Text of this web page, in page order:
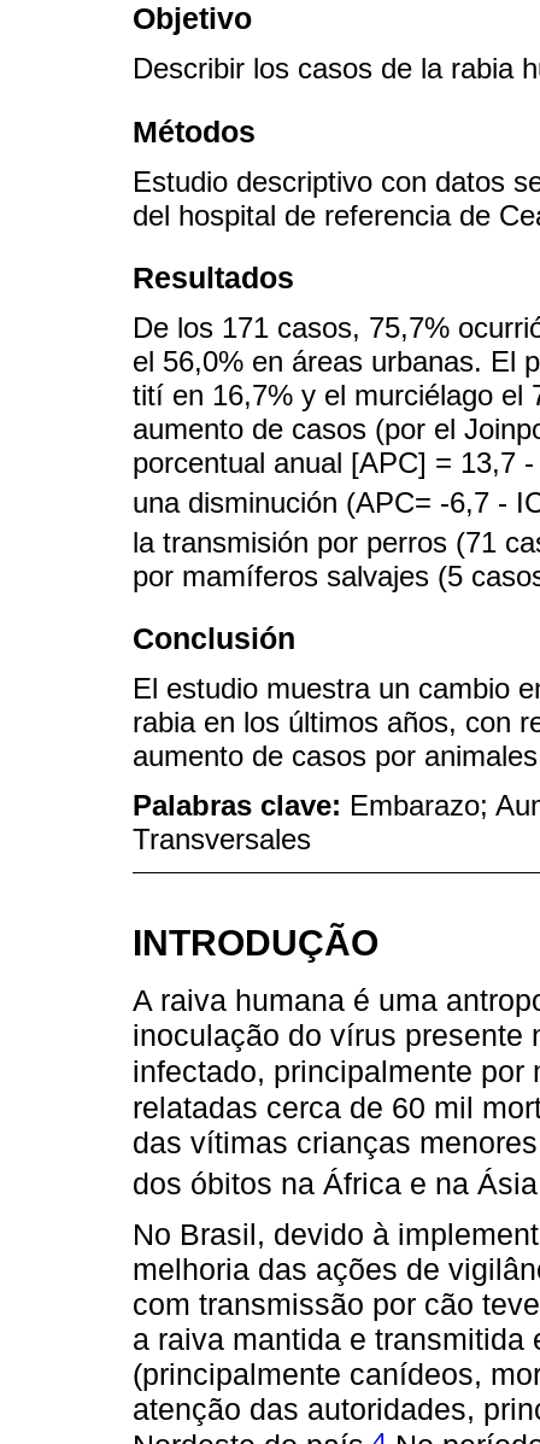
Objetivo
Describir los casos de la rabia
Métodos
Estudio descriptivo con datos
del hospital de referencia de
Resultados
De los 171 casos, 75,7%
el 56,0% en áreas urbanas. El
tití en 16,7% y el murciélago el
aumento de casos (por el
porcentual anual [APC] = 13,7
una disminución (APC= -6,7 -
la transmisión por perros (71
por mamíferos salvajes (5
Conclusión
El estudio muestra un cambio
rabia en los últimos años, con
aumento de casos por
Palabras clave: Embarazo;
Transversales
INTRODUÇÃO
A raiva humana é uma
inoculação do vírus presente
infectado, principalmente por
relatadas cerca de 60 mil
das vítimas crianças
dos óbitos na África e na
No Brasil, devido à
melhoria das ações de
com transmissão por cão
a raiva mantida e
(principalmente canídeos,
atenção das autoridades,